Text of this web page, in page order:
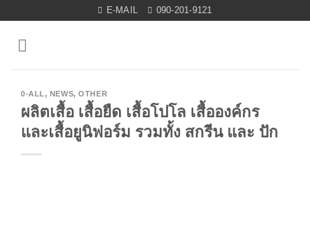
content
E-MAIL 090-201-9121
0-ALL, NEWS,OTHER
ผลิตเสื้อ เสื้อยืด เสื้อโปโล เสื้อองค์กร
และเสื้อยูนิฟอร์ม รวมทั้ง สกรีน และ ปัก